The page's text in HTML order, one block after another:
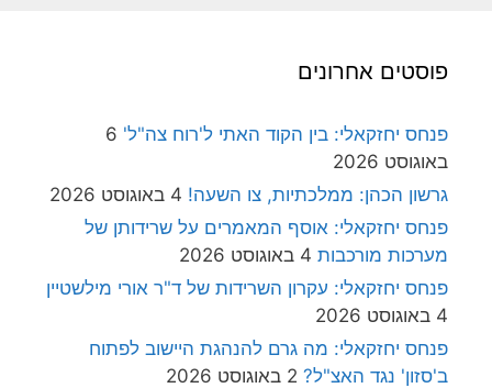
פוסטים אחרונים
פנחס יחזקאלי: בין הקוד האתי ל'רוח צה"ל' 6
באוגוסט 2026
גרשון הכהן: ממלכתיות, צו השעה! 4 באוגוסט 2026
פנחס יחזקאלי: אוסף המאמרים על שרידותן של
מערכות מורכבות 4 באוגוסט 2026
פנחס יחזקאלי: עקרון השרידות של ד"ר אורי מילשטיין
4 באוגוסט 2026
פנחס יחזקאלי: מה גרם להנהגת היישוב לפתוח
ב'סזון' נגד האצ"ל? 2 באוגוסט 2026